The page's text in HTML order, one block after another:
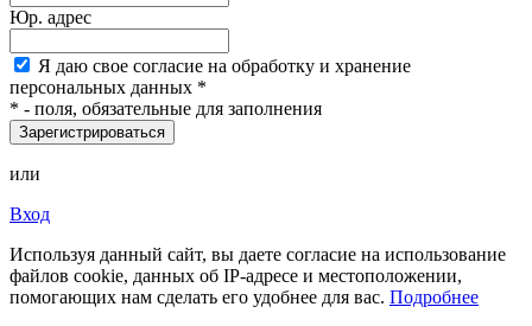
Юр. адрес
Я даю свое согласие на обработку и хранение
персональных данных *
* - поля, обязательные для заполнения
Зарегистрироваться
или
Вход
Используя данный сайт, вы даете согласие на использование
файлов cookie, данных об IP-адресе и местоположении,
помогающих нам сделать его удобнее для вас. Подробнее